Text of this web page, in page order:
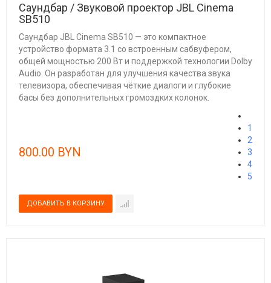
Саундбар / Звуковой проектор JBL Cinema
SB510
Саундбар JBL Cinema SB510 — это компактное
устройство формата 3.1 со встроенным сабвуфером,
общей мощностью 200 Вт и поддержкой технологии Dolby
Audio. Он разработан для улучшения качества звука
телевизора, обеспечивая чёткие диалоги и глубокие
басы без дополнительных громоздких колонок.
800.00 BYN
1
2
3
4
5